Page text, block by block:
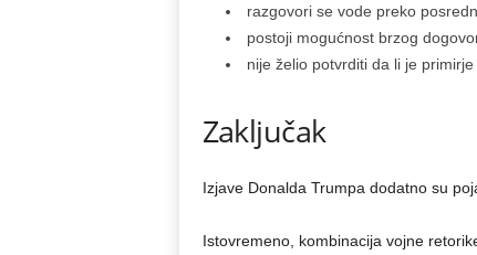
razgovori se vode preko
postoji mogućnost brzog
nije želio potvrditi da li je primirje
Zaključak
Izjave Donalda Trumpa dodatno su
Istovremeno, kombinacija vojne